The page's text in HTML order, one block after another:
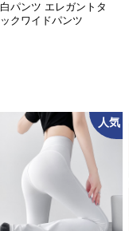
白パンツ エレガントタ
ックワイドパンツ
人気